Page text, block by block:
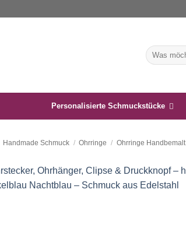
Suchen
nach:
Personalisierte Schmuckstücke
Handmade Schmuck / Ohrringe / Ohrringe Handbemalt